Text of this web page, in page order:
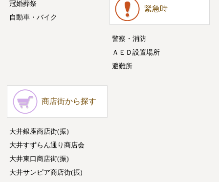
冠婚葬祭
自動車・バイク
緊急時
警察・消防
ＡＥＤ設置場所
避難所
商店街から探す
大井銀座商店街(振)
大井すずらん通り商店会
大井東口商店街(振)
大井サンピア商店街(振)